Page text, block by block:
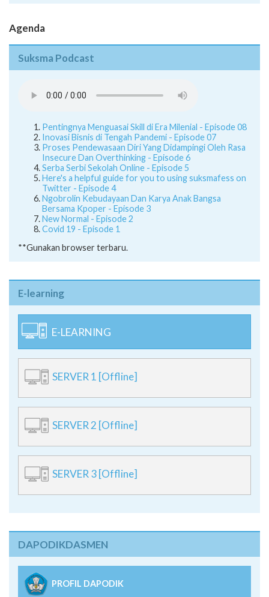
Agenda
Suksma Podcast
Pentingnya Menguasai Skill di Era Milenial - Episode 08
Inovasi Bisnis di Tengah Pandemi - Episode 07
Proses Pendewasaan Diri Yang Didampingi Oleh Rasa
Insecure Dan Overthinking - Episode 6
Serba Serbi Sekolah Online - Episode 5
Here's a helpful guide for you to using suksmafess on
Twitter - Episode 4
Ngobrolin Kebudayaan Dan Karya Anak Bangsa
Bersama Kpoper - Episode 3
New Normal - Episode 2
Covid 19 - Episode 1
**Gunakan browser terbaru.
E-learning
E-LEARNING
SERVER 1 [Offline]
SERVER 2 [Offline]
SERVER 3 [Offline]
DAPODIKDASMEN
PROFIL DAPODIK